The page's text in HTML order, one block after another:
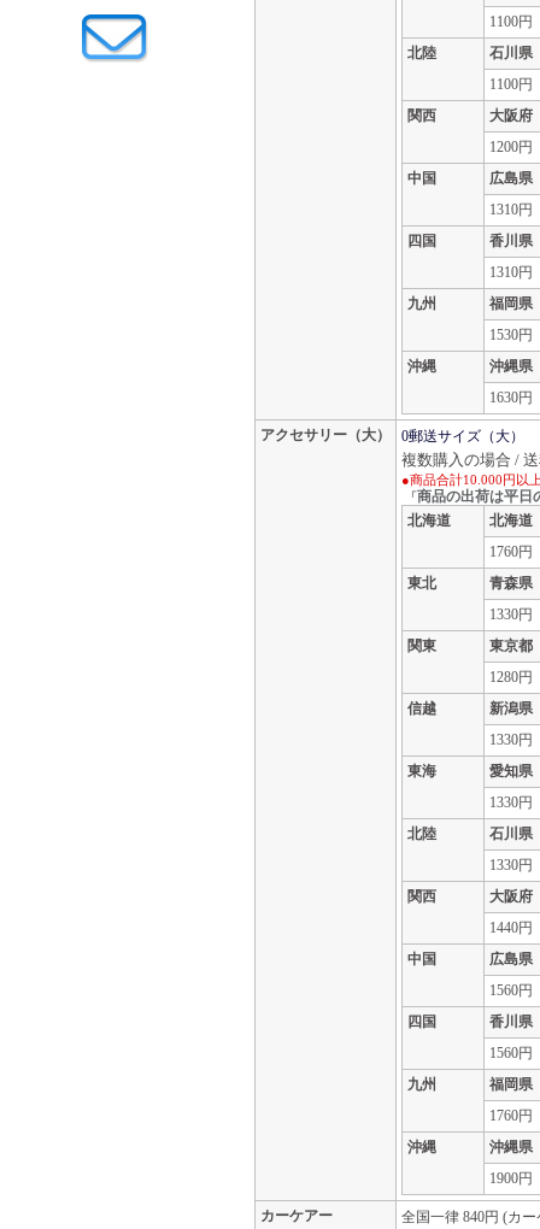
1100円
北陸
石川県
1100円
関西
大阪府
1200円
中国
広島県
1310円
四国
香川県
1310円
九州
福岡県
1530円
沖縄
沖縄県
1630円
アクセサリー（大） 0郵送サイズ（大）
複数購入の場合 /
●商品合計10.000円以
「商品の出荷は平日
北海道
北海道
1760円
東北
青森県
1330円
関東
東京都
1280円
信越
新潟県
1330円
東海
愛知県
1330円
北陸
石川県
1330円
関西
大阪府
1440円
中国
広島県
1560円
四国
香川県
1560円
九州
福岡県
1760円
沖縄
沖縄県
1900円
カーケアー 全国一律 840円 (カ